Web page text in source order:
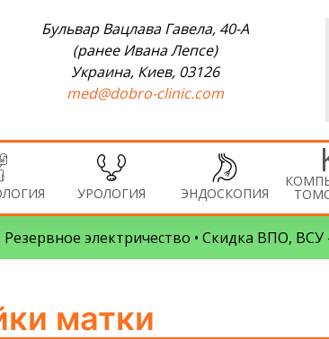
Бульвар Вацлава Гавела, 40-А
(ранее Ивана Лепсе)
Украина, Киев, 03126
med@dobro-clinic.com
УРОЛОГИЯ ЭНДОСКОПИЯ
электричество • Скидка ВПО, ВСУ
матки